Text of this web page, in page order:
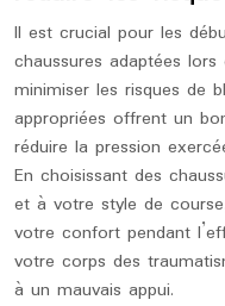
Il est crucial pour les
chaussures adaptées
minimiser les risques de
appropriées offrent un
réduire la pression
En choisissant des
et à votre style de
votre confort pendant
votre corps des
à un mauvais appui.